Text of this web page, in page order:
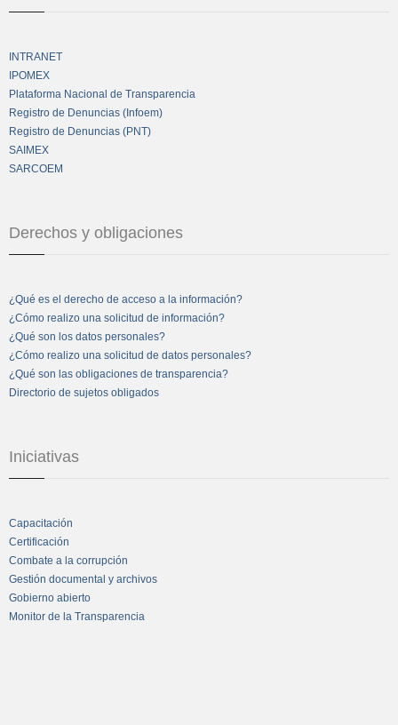
INTRANET
IPOMEX
Plataforma Nacional de Transparencia
Registro de Denuncias (Infoem)
Registro de Denuncias (PNT)
SAIMEX
SARCOEM
Derechos y obligaciones
¿Qué es el derecho de acceso a la información?
¿Cómo realizo una solicitud de información?
¿Qué son los datos personales?
¿Cómo realizo una solicitud de datos personales?
¿Qué son las obligaciones de transparencia?
Directorio de sujetos obligados
Iniciativas
Capacitación
Certificación
Combate a la corrupción
Gestión documental y archivos
Gobierno abierto
Monitor de la Transparencia